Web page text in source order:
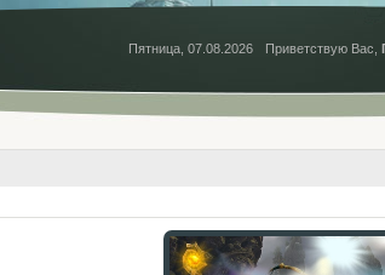
Пятница, 07.08.2026 Приветствую Вас ,